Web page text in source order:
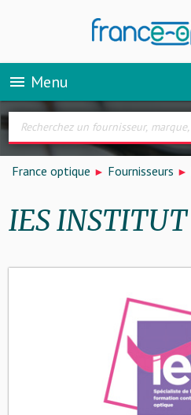
menu Menu
France optique Fournisseurs
IES INSTITUT